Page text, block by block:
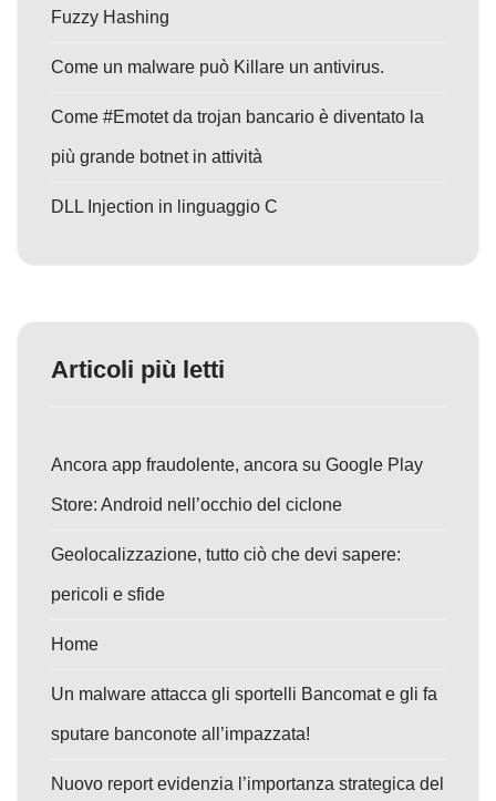
Fuzzy Hashing
Come un malware può Killare un antivirus.
Come #Emotet da trojan bancario è diventato la
più grande botnet in attività
DLL Injection in linguaggio C
Articoli più letti
Ancora app fraudolente, ancora su Google Play
Store: Android nell’occhio del ciclone
Geolocalizzazione, tutto ciò che devi sapere:
pericoli e sfide
Home
Un malware attacca gli sportelli Bancomat e gli fa
sputare banconote all’impazzata!
Nuovo report evidenzia l’importanza strategica del